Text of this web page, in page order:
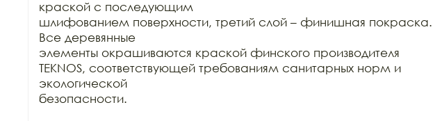
краской с последующим
шлифованием поверхности, третий слой – финишная покраска.
Все деревянные
элементы окрашиваются краской финского производителя
TEKNOS, соответствующей требованиям санитарных норм и
экологической
безопасности.